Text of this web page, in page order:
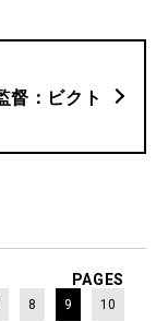
督：ビクト
PAGES
8 9 10